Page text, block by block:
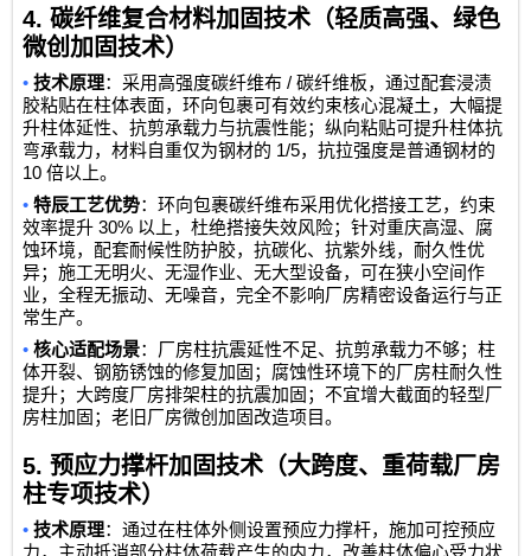
4.碳纤维复合材料加固技术（轻质高强、绿色
微创加固技术）
•技术原理：采用高强度碳纤维布 /碳纤维板，通过配套浸渍
胶粘贴在柱体表面，环向包裹可有效约束核心混凝土，大幅提
升柱体延性、抗剪承载力与抗震性能；纵向粘贴可提升柱体抗
弯承载力，材料自重仅为钢材的 1/5，抗拉强度是普通钢材的
10倍以上。
•特辰工艺优势：环向包裹碳纤维布采用优化搭接工艺，约束
效率提升 30% 以上，杜绝搭接失效风险；针对重庆高湿、腐
蚀环境，配套耐候性防护胶，抗碳化、抗紫外线，耐久性优
异；施工无明火、无湿作业、无大型设备，可在狭小空间作
业，全程无振动、无噪音，完全不影响厂房精密设备运行与正
常生产。
•核心适配场景：厂房柱抗震延性不足、抗剪承载力不够；柱
体开裂、钢筋锈蚀的修复加固；腐蚀性环境下的厂房柱耐久性
提升；大跨度厂房排架柱的抗震加固；不宜增大截面的轻型厂
房柱加固；老旧厂房微创加固改造项目。
5.预应力撑杆加固技术（大跨度、重荷载厂房
柱专项技术）
•技术原理：通过在柱体外侧设置预应力撑杆，施加可控预应